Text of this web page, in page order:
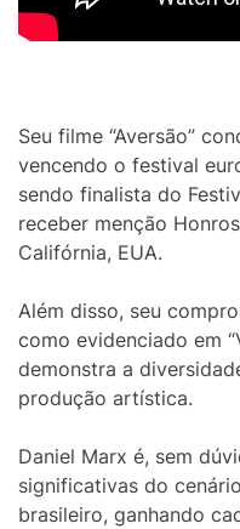
Seu filme “Aversão”
vencendo o festival
sendo finalista do
receber menção
Califórnia, EUA.
Além disso, seu
como evidenciado em
demonstra a
produção artística.
Daniel Marx é, sem
significativas do
brasileiro, ganhando